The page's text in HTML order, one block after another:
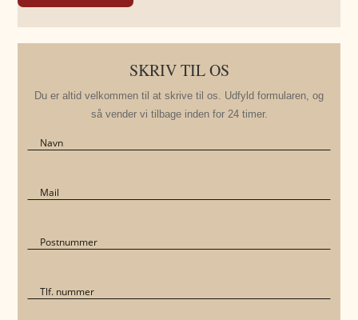
SKRIV TIL OS
Du er altid velkommen til at skrive til os. Udfyld formularen, og
så vender vi tilbage inden for 24 timer.